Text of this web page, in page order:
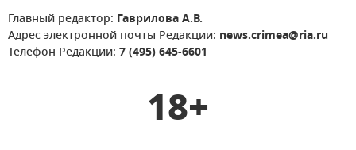
Главный редактор: Гаврилова А.В.
Адрес электронной почты Редакции: news.crimea@ria.ru
Телефон Редакции: 7 (495) 645-6601
18+